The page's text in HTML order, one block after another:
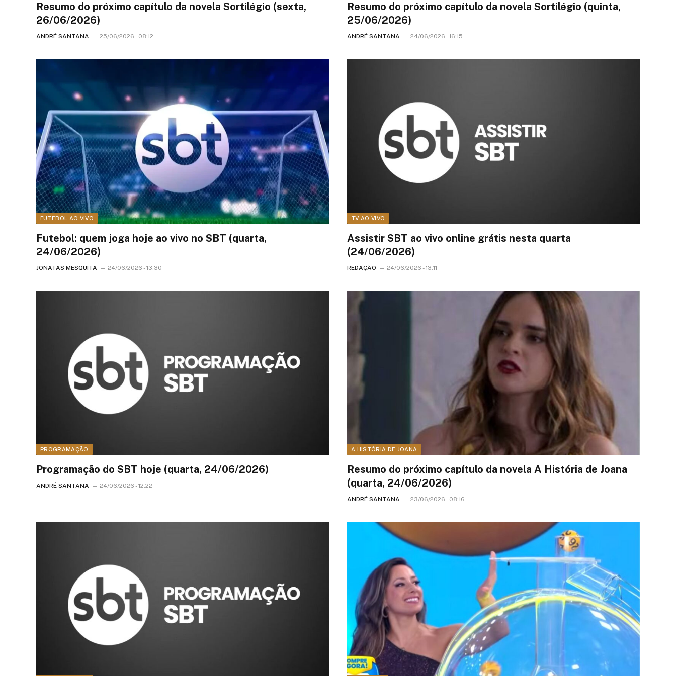
Resumo do próximo capítulo da novela Sortilégio (sexta,
26/06/2026)
ANDRÉ SANTANA 25/06/2026 - 08:12
Resumo do próximo capítulo da novela Sortilégio (quinta,
25/06/2026)
ANDRÉ SANTANA 24/06/2026 - 16:15
FUTEBOL AO VIVO
Futebol: quem joga hoje ao vivo no SBT (quarta,
24/06/2026)
JONATAS MESQUITA 24/06/2026 - 13:30
TV AO VIVO
Assistir SBT ao vivo online grátis nesta quarta
(24/06/2026)
REDAÇÃO 24/06/2026 - 13:11
PROGRAMAÇÃO
Programação do SBT hoje (quarta, 24/06/2026)
ANDRÉ SANTANA 24/06/2026 - 12:22
A HISTÓRIA DE JOANA
Resumo do próximo capítulo da novela A História de Joana
(quarta, 24/06/2026)
ANDRÉ SANTANA 23/06/2026 - 08:16